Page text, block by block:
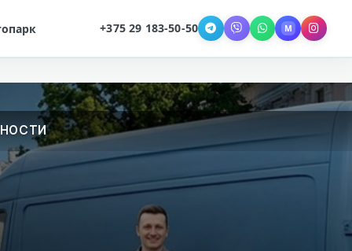
+375 29 183-50-50 Telegram
ViberWhatsApp
MAX
M